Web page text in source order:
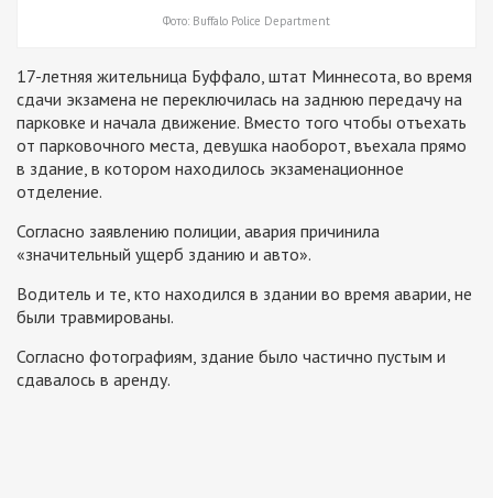
Фото: Buffalo Police Department
17-летняя жительница Буффало, штат Миннесота, во время
сдачи экзамена не переключилась на заднюю передачу на
парковке и начала движение. Вместо того чтобы отъехать
от парковочного места, девушка наоборот, въехала прямо
в здание, в котором находилось экзаменационное
отделение.
Согласно заявлению полиции, авария причинила
«значительный ущерб зданию и авто».
Водитель и те, кто находился в здании во время аварии, не
были травмированы.
Согласно фотографиям, здание было частично пустым и
сдавалось в аренду.